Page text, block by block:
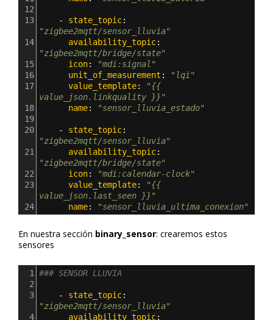
12
13
- state_topic
"zigbee2mqtt/sensor_lluvia"
14
availability_topic
"zigbee2mqtt/bridge/state"
15
icon:
"mdi:signal"
16
unit_of_measurement :
"lqi"
17
value_template:
"{{
value_json.linkquality }}"
18
name:
"sensor_lluvia_estado"
19
20
- state_topic
"zigbee2mqtt/sensor_lluvia"
21
availability_topic
"zigbee2mqtt/bridge/state"
22
icon:
"mdi:calendar-clock"
23
value_template:
"{{
value_json.last_seen }}"
24
name: "sensor_lluvia_ultima_conexion"
En nuestra sección binary_sensor: crearemos estos
sensores
1 ### SENSOR LLUVIA
2
3
- state_topic
"zigbee2mqtt/sensor_lluvia"
4
availability_topic